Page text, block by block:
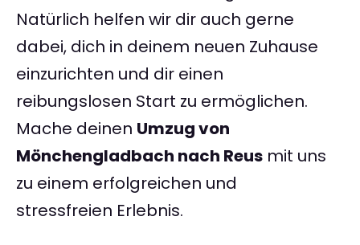
Natürlich helfen wir dir auch gerne
dabei, dich in deinem neuen Zuhause
einzurichten und dir einen
reibungslosen Start zu ermöglichen.
Mache deinen Umzug von
Mönchengladbach nach Reus mit uns
zu einem erfolgreichen und
stressfreien Erlebnis.